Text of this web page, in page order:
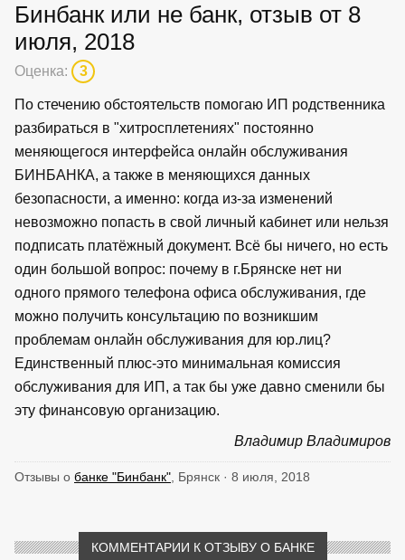
Бинбанк или не банк, отзыв от 8
июля, 2018
Оценка: 3
По стечению обстоятельств помогаю ИП родственника
разбираться в "хитросплетениях" постоянно
меняющегося интерфейса онлайн обслуживания
БИНБАНКА, а также в меняющихся данных
безопасности, а именно: когда из-за изменений
невозможно попасть в свой личный кабинет или нельзя
подписать платёжный документ. Всё бы ничего, но есть
один большой вопрос: почему в г.Брянске нет ни
одного прямого телефона офиса обслуживания, где
можно получить консультацию по возникшим
проблемам онлайн обслуживания для юр.лиц?
Единственный плюс-это минимальная комиссия
обслуживания для ИП, а так бы уже давно сменили бы
эту финансовую организацию.
Владимир Владимиров
Отзывы о банке "Бинбанк" , Брянск · 8 июля, 2018
КОММЕНТАРИИ К ОТЗЫВУ О БАНКЕ